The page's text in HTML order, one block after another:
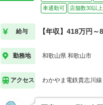
車通勤可
店舗数30以上
給与 【年収】418万円～
勤務地 和歌山県 和歌山市
アクセス わかやま電鉄貴志川線